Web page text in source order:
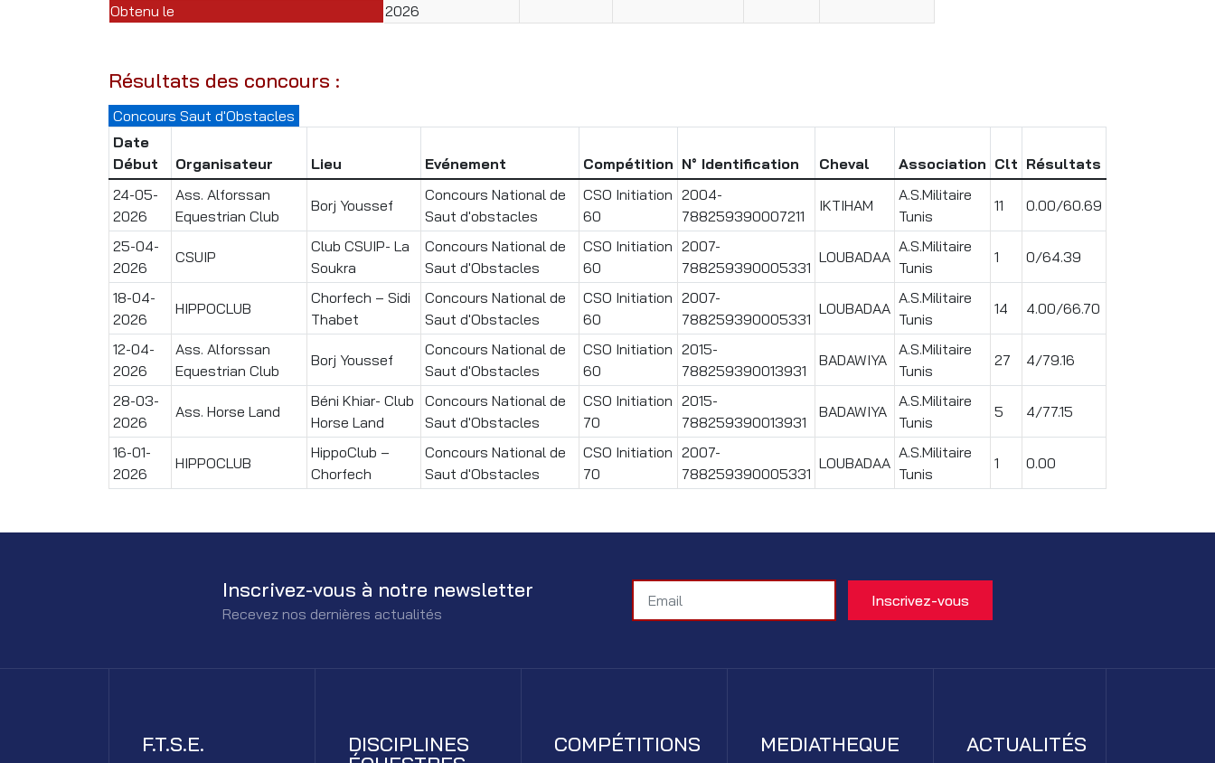
Obtenu le
2026
Résultats des concours :
Concours Saut d'Obstacles
Date
Début
Organisateur Lieu Evénement Compétition N° Identification Cheval Association Clt Résultats
24-05-
2026
Ass. Alforssan
Equestrian Club
Borj Youssef
Concours National de
Saut d'obstacles
CSO Initiation
60
2004-
788259390007211
IKTIHAM
A.S.Militaire
Tunis
11 0.00/60.69
25-04-
2026
CSUIP
Club CSUIP- La
Soukra
Concours National de
Saut d'Obstacles
CSO Initiation
60
2007-
788259390005331
LOUBADAA
A.S.Militaire
Tunis
1 0/64.39
18-04-
2026
HIPPOCLUB
Chorfech – Sidi
Thabet
Concours National de
Saut d'Obstacles
CSO Initiation
60
2007-
788259390005331
LOUBADAA
A.S.Militaire
Tunis
14 4.00/66.70
12-04-
2026
Ass. Alforssan
Equestrian Club
Borj Youssef
Concours National de
Saut d'Obstacles
CSO Initiation
60
2015-
788259390013931
BADAWIYA
A.S.Militaire
Tunis
27 4/79.16
28-03-
2026
Ass. Horse Land
Béni Khiar- Club
Horse Land
Concours National de
Saut d'Obstacles
CSO Initiation
70
2015-
788259390013931
BADAWIYA
A.S.Militaire
Tunis
5 4/77.15
16-01-
2026
HIPPOCLUB
HippoClub –
Chorfech
Concours National de
Saut d'Obstacles
CSO Initiation
70
2007-
788259390005331
LOUBADAA
A.S.Militaire
Tunis
1 0.00
Inscrivez-vous à notre newsletter
Recevez nos dernières actualités
F.T.S.E. DISCIPLINES COMPÉTITIONS MEDIATHEQUE ACTUALITÉS